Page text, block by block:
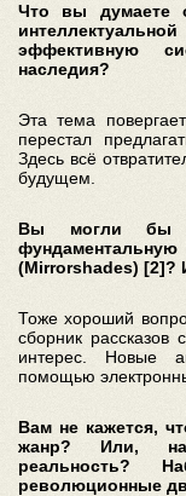
Что вы думаете
эффективную
наследия?
Эта тема
перестал
Здесь всё
будущем.
Вы могли бы
(Mirrorshades) [2]?
Тоже хороший
сборник рассказов
интерес. Новые
помощью
Вам не кажется,
жанр? Или,
реальность?
революционные